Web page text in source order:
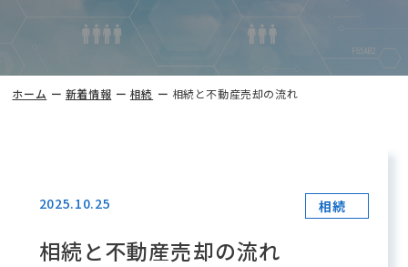
ホーム 新着情報 相続 相続と不動産売却の流れ
2025.10.25 相続
相続と不動産売却の流れ